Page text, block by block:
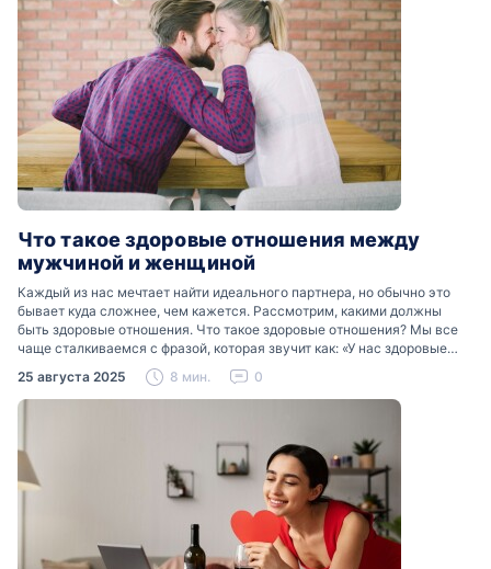
Что такое здоровые отношения между
мужчиной и женщиной
Каждый из нас мечтает найти идеального партнера, но обычно это
бывает куда сложнее, чем кажется. Рассмотрим, какими должны
быть здоровые отношения. Что такое здоровые отношения? Мы все
чаще сталкиваемся с фразой, которая звучит как: «У нас здоровые
отношения». Что именно подразумевается…
25 августа 2025 8 мин. 0